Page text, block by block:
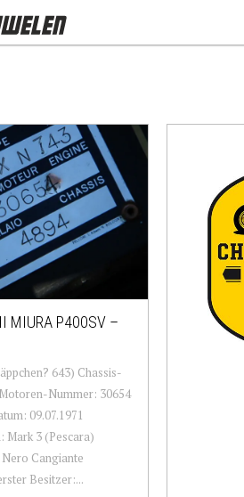
MIURA P400SV –
643) Chassis-
Nummer: 30654
09.07.1971
Mark 3 (Pescara)
Cangiante
Besitzer:...